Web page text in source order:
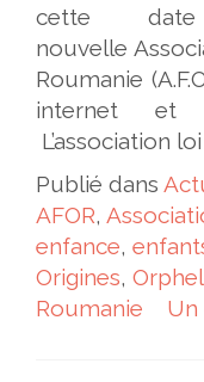
cette
nouvelle
Roumanie
internet et
L’association
Publié dans
AFOR,
enfance,
Origines,
Roumanie
Un